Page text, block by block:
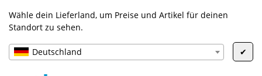
Wähle dein Lieferland, um Preise und Artikel für deinen
Standort zu sehen.
Deutschland ✔